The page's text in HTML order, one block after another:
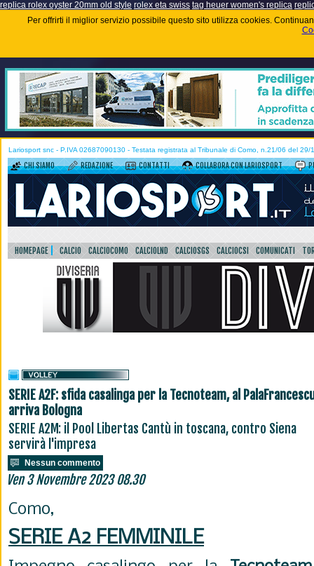
replica rolex oyster 20mm old style rolex eta swiss tag heuer women's replica
Per offrirti il miglior servizio possibile questo sito utilizza cookies.
Lariosport snc - P.IVA 02687090130 - Testata registrata al Tribunale di Como, n.21/06 del 29/
CHI SIAMO REDAZIONE CONTATTI COLLABORA CON LARIOSPORT
HOMEPAGE CALCIO CALCIOCOMO CALCIOLND CALCIOSGS CALCIOCSI COMUNICATI
SERIE A2F: sfida casalinga per la Tecnoteam, al
arriva Bologna
SERIE A2M: il Pool Libertas Cantù in toscana, contro Siena
servirà l'impresa
Nessun commento
Ven 3 Novembre 2023 08.30
Como,
SERIE A2 FEMMINILE